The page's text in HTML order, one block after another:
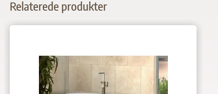
Relaterede produkter